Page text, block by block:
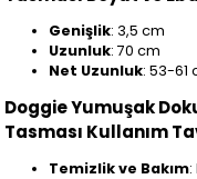
Genişlik: 3,5 cm
Uzunluk: 70 cm
Net Uzunluk: 53-61
Doggie Yumuşak
Tasması Kullanım
Temizlik ve Bakım